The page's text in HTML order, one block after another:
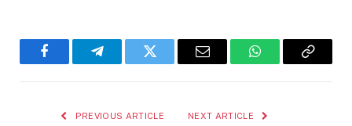
FacebookTelegramTwitter Email WhatsAppCopy
PREVIOUS ARTICLE NEXT ARTICLE